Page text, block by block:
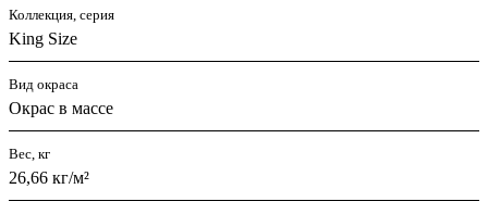
Коллекция, серия
King Size
Вид окраса
Окрас в массе
Вес, кг
26,66 кг/м²